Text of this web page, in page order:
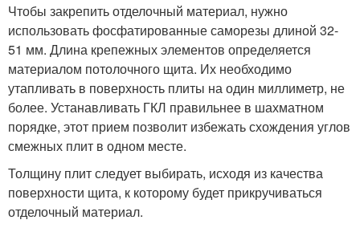
Чтобы закрепить отделочный материал, нужно
использовать фосфатированные саморезы длиной 32-
51 мм. Длина крепежных элементов определяется
материалом потолочного щита. Их необходимо
утапливать в поверхность плиты на один миллиметр, не
более. Устанавливать ГКЛ правильнее в шахматном
порядке, этот прием позволит избежать схождения углов
смежных плит в одном месте.
Толщину плит следует выбирать, исходя из качества
поверхности щита, к которому будет прикручиваться
отделочный материал.